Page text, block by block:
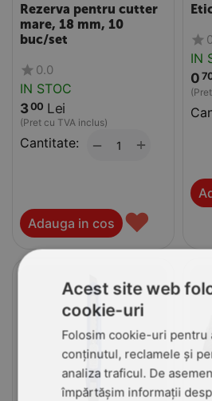
Rezerva pentru cutter
mare, 18 mm, 10
buc/set
0.0
IN STOC
300 Lei
(Pret cu TVA inclus)
Cantitate: +
−
Adauga in cos ♥
IN
0
Acest site web
cookie-uri
Folosim cookie-uri pentru
conținutul, reclamele și
analiza traficul. De
împărtășim informații